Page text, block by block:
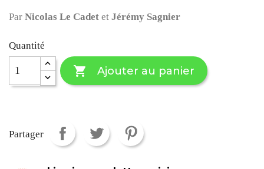
Par Nicolas Le Cadet et Jérémy Sagnier
Quantité
 Ajouter au panier
Partager